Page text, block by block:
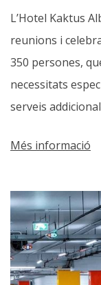
L’Hotel Kaktus
reunions i
350 persones,
necessitats
serveis
teu
serveis versàtils
Més informació